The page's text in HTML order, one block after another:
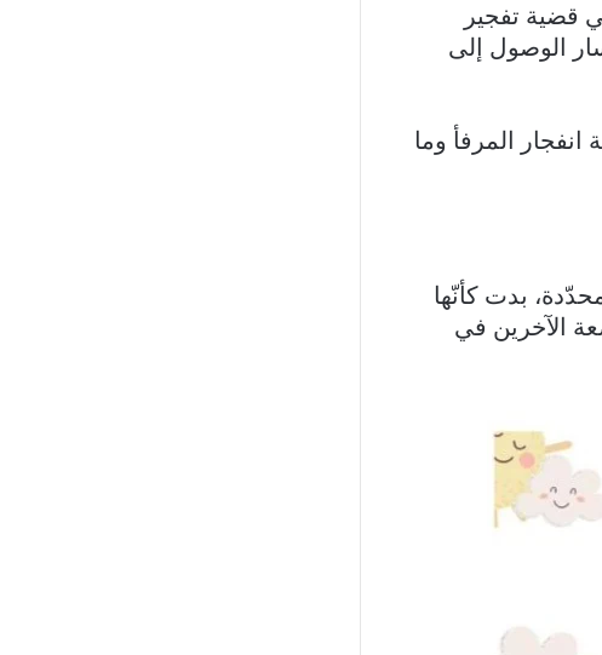
قضية تفجير
الوصول إلى
المرفأ وما
لمأساة 4 آب من جهات محدّدة، بدت كأنّها
الآخرين في